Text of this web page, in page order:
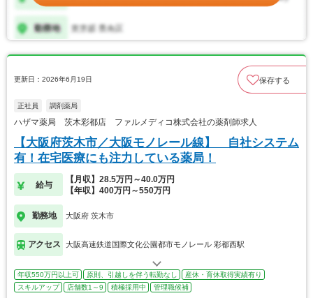
更新日：2026年6月19日 保存する
正社員 調剤薬局
ハザマ薬局 茨木彩都店 ファルメディコ株式会社の薬剤師求人
【大阪府茨木市／大阪モノレール線】 自社システム
有！在宅医療にも注力している薬局！
給与
【月収】28.5万円～40.0万円
【年収】400万円～550万円
勤務地 大阪府 茨木市
アクセス 大阪高速鉄道国際文化公園都市モノレール 彩都西駅
年収550万円以上可 原則、引越しを伴う転勤なし
産休・育休取得実績有り
スキルアップ
店舗数1～9 積極採用中 管理職候補